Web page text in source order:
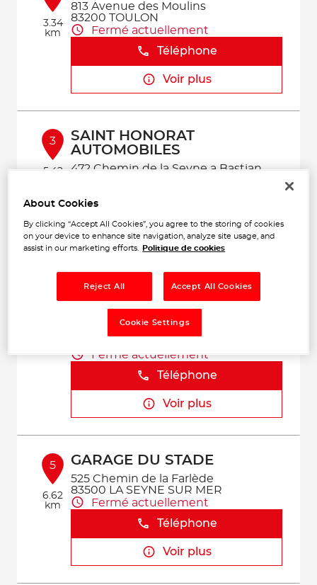
3.34
km
813 Avenue des Moulins
83200 TOULON
Fermé actuellement
Téléphone
Voir plus
3
5.42
SAINT HONORAT
AUTOMOBILES
472 Chemin de la Seyne a Bastian
Voir plus
4
MAYLIAN GARAGE DU
STADE
Fermé actuellement
Téléphone
Voir plus
5
6.62
km
GARAGE DU STADE
525 Chemin de la Farlède
83500 LA SEYNE SUR MER
Fermé actuellement
Téléphone
Voir plus
About Cookies
By clicking “Accept All Cookies”, you agree to the storing of cookies
on your device to enhance site navigation, analyze site usage, and
assist in our marketing efforts.
Politique de cookies
Reject All Accept All Cookies
Cookie Settings